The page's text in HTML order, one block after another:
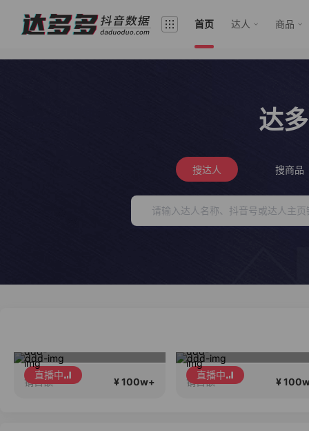
首页 达人 商品
达
搜达人 搜商品
直播中
销售额 ¥ 100w+
直播中
销售额 ¥